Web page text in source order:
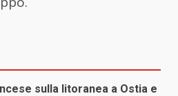
sulla litoranea a Ostia e